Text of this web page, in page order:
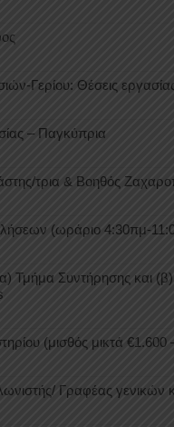
Γερίου: Θέσεις
– Παγκύπρια
τρια & Βοηθός
(ωράριο 4:30πμ-
Τμήμα Συντήρησης και
(μισθός μικτά €1.600
Γραφέας γενικών